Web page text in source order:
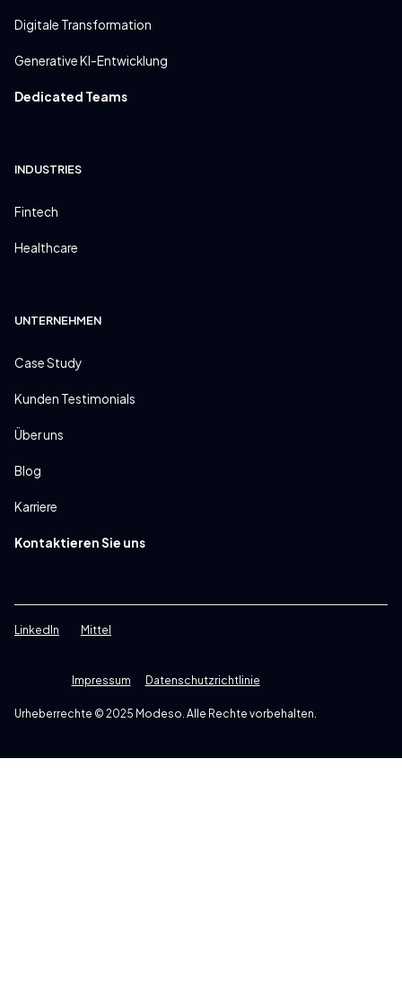
Digitale Transformation
Generative KI-Entwicklung
Dedicated Teams
INDUSTRIES
Fintech
Healthcare
UNTERNEHMEN
Case Study
Kunden Testimonials
Über uns
Blog
Karriere
Kontaktieren Sie uns
Urheberrechte © 2025 Modeso. Alle Rechte vorbehalten.
Impressum Datenschutzrichtlinie
LinkedIn Mittel